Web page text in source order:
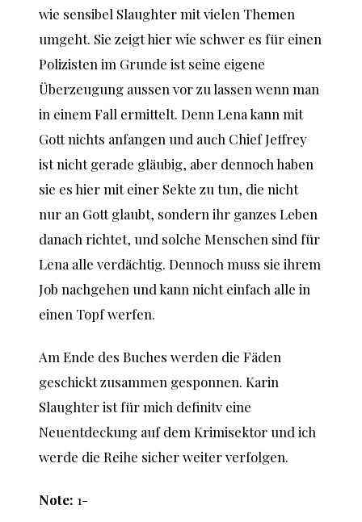
wie sensibel Slaughter mit vielen Themen
umgeht. Sie zeigt hier wie schwer es für einen
Polizisten im Grunde ist seine eigene
Überzeugung aussen vor zu lassen wenn man
in einem Fall ermittelt. Denn Lena kann mit
Gott nichts anfangen und auch Chief Jeffrey
ist nicht gerade gläubig, aber dennoch haben
sie es hier mit einer Sekte zu tun, die nicht
nur an Gott glaubt, sondern ihr ganzes Leben
danach richtet, und solche Menschen sind für
Lena alle verdächtig. Dennoch muss sie ihrem
Job nachgehen und kann nicht einfach alle in
einen Topf werfen.
Am Ende des Buches werden die Fäden
geschickt zusammen gesponnen. Karin
Slaughter ist für mich definitv eine
Neuentdeckung auf dem Krimisektor und ich
werde die Reihe sicher weiter verfolgen.
Note: 1-